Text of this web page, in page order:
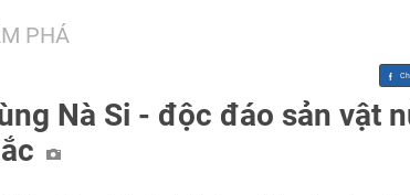
PHÁ
Nà Si - độc đáo sản vật